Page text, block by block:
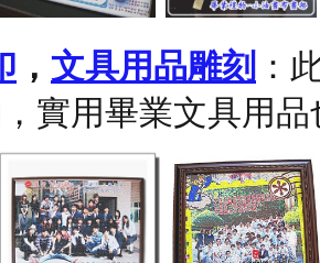
， 文具用品雕刻 ：
實用畢業文具用